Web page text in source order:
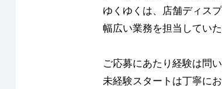
ゆくゆくは、店舗ディス
幅広い業務を担当してい
ご応募にあたり経験は問
未経験スタートは丁寧にお